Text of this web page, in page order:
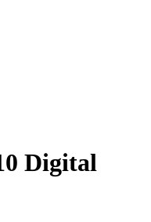
Digital